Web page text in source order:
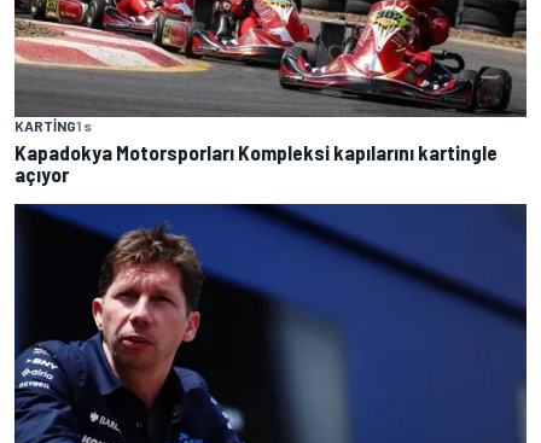
KARTING1 s
Kapadokya Motorsporları Kompleksi kapılarını kartingle
açıyor